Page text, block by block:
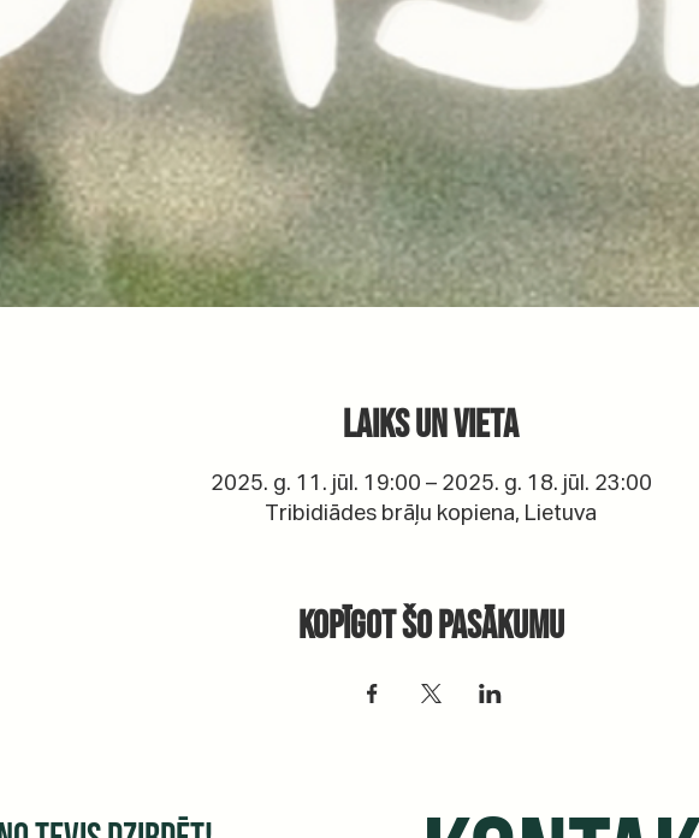
Laiks un vieta
2025. g. 11. jūl. 19:00 – 2025. g. 18. jūl. 23:00
Tribidiādes brāļu kopiena, Lietuva
Kopīgot šo pasākumu